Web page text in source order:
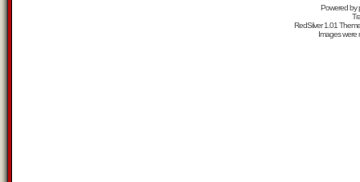
Powered by
RedSilver 1.01
Images were